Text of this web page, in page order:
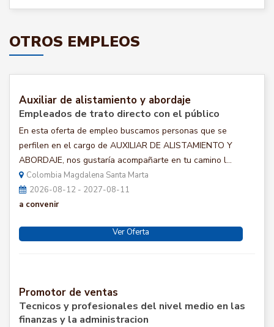
OTROS EMPLEOS
Auxiliar de alistamiento y abordaje
Empleados de trato directo con el público
En esta oferta de empleo buscamos personas que se
perfilen en el cargo de AUXILIAR DE ALISTAMIENTO Y
ABORDAJE, nos gustaría acompañarte en tu camino l...
Colombia Magdalena Santa Marta
2026-08-12 - 2027-08-11
a convenir
Ver Oferta
Promotor de ventas
Tecnicos y profesionales del nivel medio en las
finanzas y la administracion